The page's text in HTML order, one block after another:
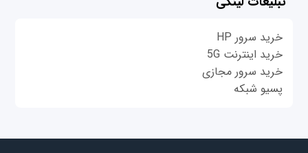
خرید سرور HP
خرید اینترنت 5G
خرید سرور مجازی
پسیو شبکه